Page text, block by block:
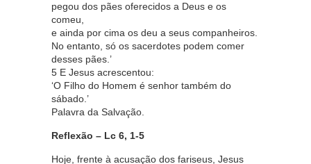
pegou dos pães oferecidos a Deus e os
comeu,
e ainda por cima os deu a seus companheiros.
No entanto, só os sacerdotes podem comer
desses pães.’
5 E Jesus acrescentou:
‘O Filho do Homem é senhor também do
sábado.’
Palavra da Salvação.
Reflexão – Lc 6, 1-5
Hoje, frente à acusação dos fariseus, Jesus